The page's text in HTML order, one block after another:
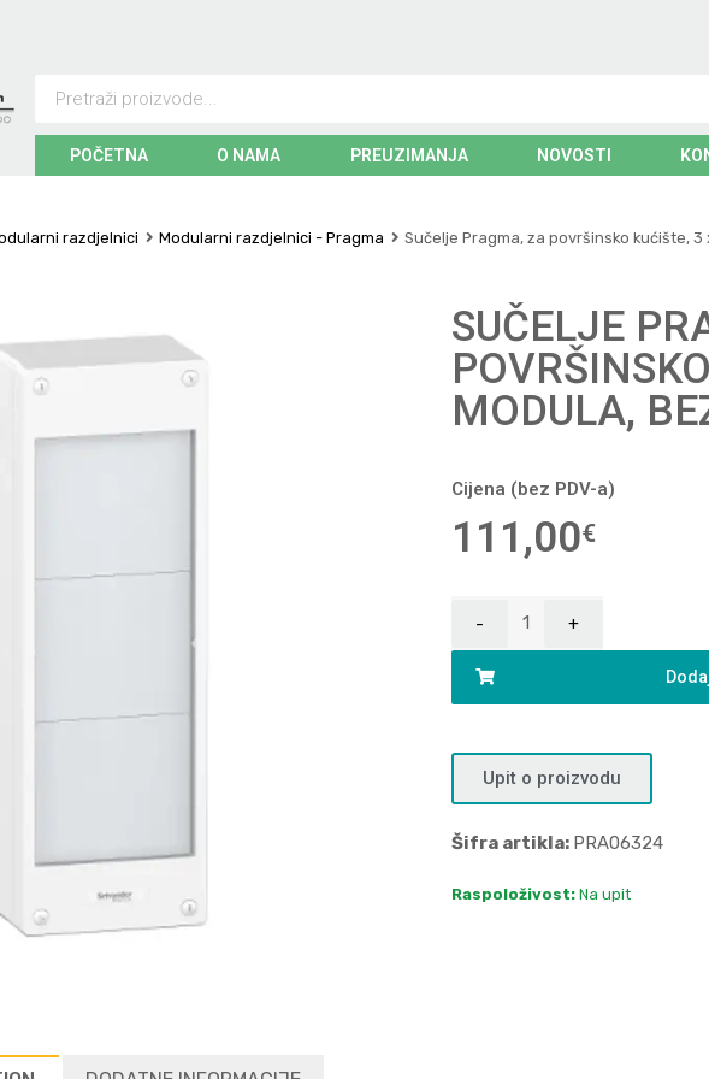
POČETNA O NAMA PREUZIMANJA NOVOSTI
razdjelnici Modularni razdjelnici - Pragma Sučelje Pragma, za površinsko kućište,
SUČELJE
MODULA,
Cijena (bez PDV-a)
111,00€
Upit o proizvodu
Šifra artikla: PRA06324
Raspoloživost: Na upit